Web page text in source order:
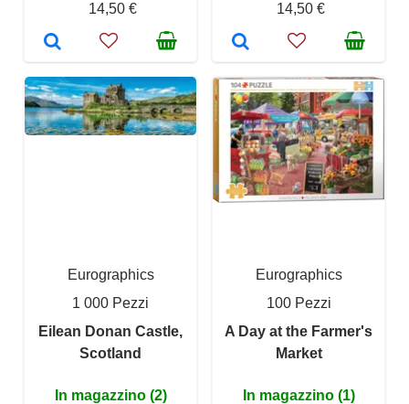
14,50 €
14,50 €
Eurographics
1 000 Pezzi
Eilean Donan Castle,
Scotland
In magazzino (2)
Eurographics
100 Pezzi
A Day at the Farmer's
Market
In magazzino (1)